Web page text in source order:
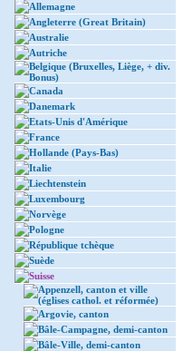
Allemagne
Angleterre (Great Britain)
Australie
Autriche
Belgique (Bruxelles, Liège, + div.
Bonus)
Canada
Danemark
Etats-Unis d'Amérique
France
Hollande (Pays-Bas)
Italie
Liechtenstein
Luxembourg
Norvège
Pologne
République tchèque
Suède
Suisse
Appenzell, canton et ville
(églises cathol. et réformée)
Argovie, canton
Bâle-Campagne, demi-canton
Bâle-Ville, demi-canton